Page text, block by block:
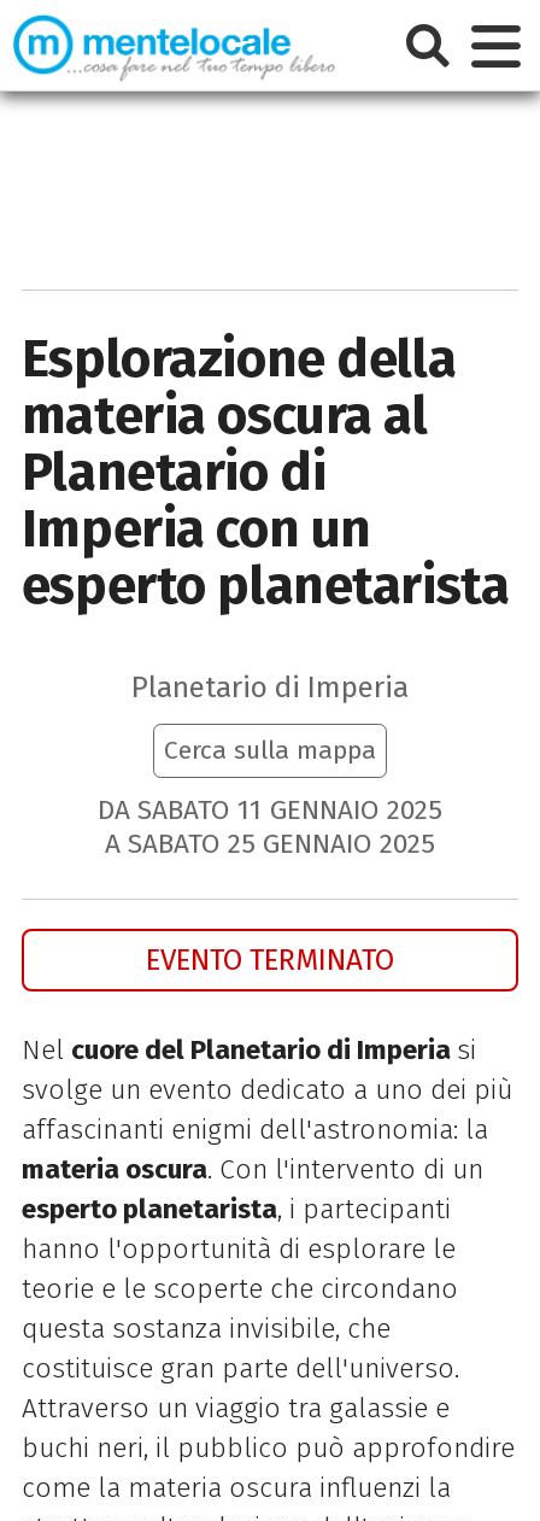
Esplorazione della
materia oscura al
Planetario di
Imperia con un
esperto planetarista
Planetario di Imperia
Cerca sulla mappa
DA SABATO 11 GENNAIO 2025
A SABATO 25 GENNAIO 2025
EVENTO TERMINATO
Nel cuore del Planetario di Imperia si
svolge un evento dedicato a uno dei più
affascinanti enigmi dell'astronomia: la
materia oscura. Con l'intervento di un
esperto planetarista, i partecipanti
hanno l'opportunità di esplorare le
teorie e le scoperte che circondano
questa sostanza invisibile, che
costituisce gran parte dell'universo.
Attraverso un viaggio tra galassie e
buchi neri, il pubblico può approfondire
come la materia oscura influenzi la